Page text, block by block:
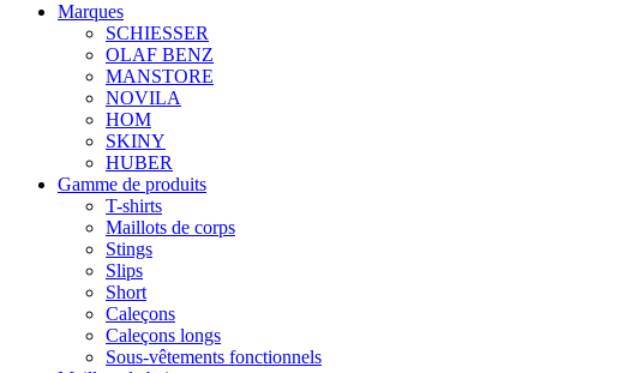
Marques
SCHIESSER
OLAF BENZ
MANSTORE
NOVILA
HOM
SKINY
HUBER
Gamme de produits
T-shirts
Maillots de corps
Stings
Slips
Short
Caleçons
Caleçons longs
Sous-vêtements fonctionnels